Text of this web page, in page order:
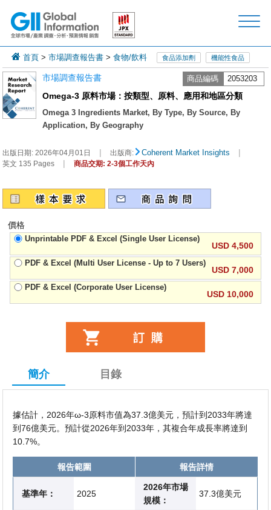
首頁 >市場調查報告書 >食物/飲料 食品添加劑 機能性食品
市場調查報告書 商品編碼 2053203
Omega-3 原料市場：按類型、原料、應用和地區分類
Omega 3 Ingredients Market, By Type, By Source, By
Application, By Geography
出版日期:2026年04月01日 | 出版商: Coherent Market Insights |
英文 135 Pages | 商品交期: 2-3個工作天內
價格
Unprintable PDF & Excel (Single User License)
USD 4,500
PDF & Excel (Multi User License - Up to 7 Users)
USD 7,000
PDF & Excel (Corporate User License)
USD 10,000
簡介 目錄
據估計，2026年ω-3原料市值為37.3億美元，預計到2033年將達
到76億美元。預計從2026年到2033年，其複合年成長率將達到
10.7%。
報告範圍 報告詳情
基準年： 2025
2026年市場
規模：
37.3億美元